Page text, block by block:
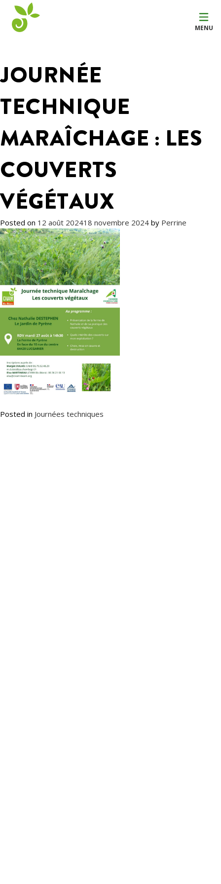
MENU
JOURNÉE
TECHNIQUE
MARAÎCHAGE : LES
COUVERTS
VÉGÉTAUX
Posted on 12 août 202418 novembre 2024 by Perrine
Posted in Journées techniques